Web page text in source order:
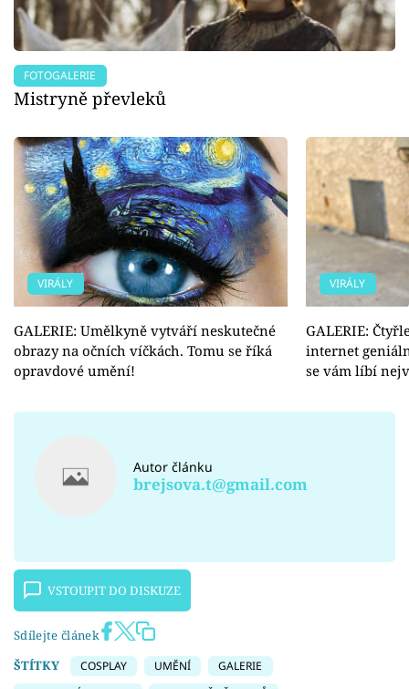
FOTOGALERIE
Mistryně převleků
VIRÁLY
GALERIE: Umělkyně vytváří neskutečné
obrazy na očních víčkách. Tomu se říká
opravdové umění!
VIRÁLY
GALERIE:
internet
se vám líbí
Autor článku
brejsova.t@gmail.com
VSTOUPIT DO DISKUZE
Sdílejte článek
ŠTÍTKY
COSPLAY UMĚNÍ
GALERIE